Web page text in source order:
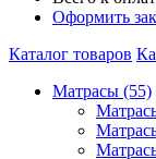
Оформить
Каталог товаров
Матрасы (55)